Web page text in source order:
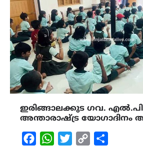
ഇരിങ്ങാലക്കുട ഗവ.
അന്താരാഷ്ട്ര യോഗാദിനം
FacebookWhatsAppTwitterCopy